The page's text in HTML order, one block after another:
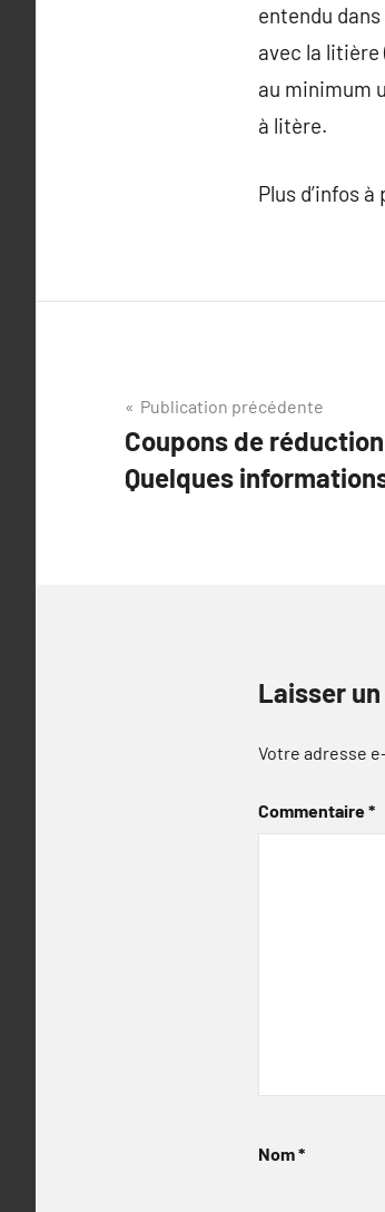
entendu
avec la litière
au minimum
à litère.
Plus d’infos à
Navigation
de
l’article
Publication précédente
Coupons de
Quelques
Laisser
Votre adresse
Commentaire*
Nom*